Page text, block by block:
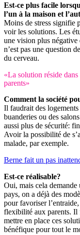
Est-ce plus facile
l’un à la maison et
Moins de stress signifie
voir les solutions. Les
une vision plus négative
n’est pas une question
du cerveau.
«La solution réside
parents»
Comment la société
Il faudrait des logements
buanderies ou des
aussi plus de sécurité:
Avoir la possibilité de
malade, par exemple.
Berne fait un pas
Est-ce réalisable?
Oui, mais cela demande
pays, on a déjà des
pour favoriser
flexibilité aux parents. Il
mettre en place ces
bénéfique pour tout le